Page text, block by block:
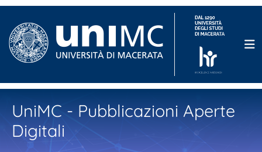
UniMC - Pubblicazioni Aperte
Digitali